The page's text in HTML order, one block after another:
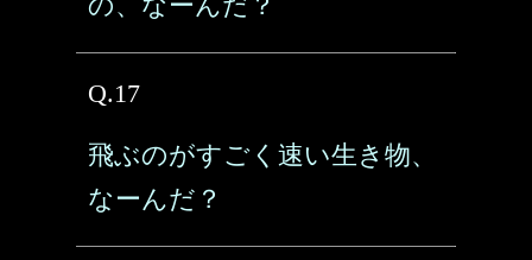
Q.17
飛ぶのがすごく速い生き物、
なーんだ？